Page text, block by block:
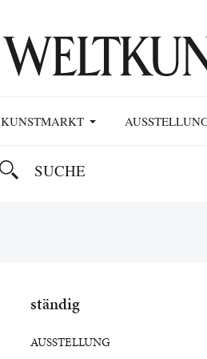
KUNSTMARKT
ständig
AUSSTELLUNG